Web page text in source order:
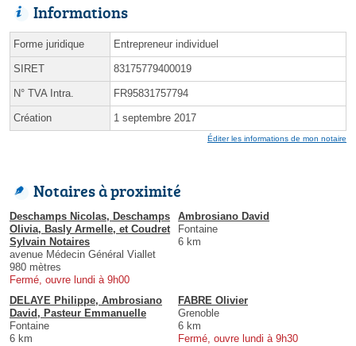
Informations
Forme juridique Entrepreneur individuel
SIRET 83175779400019
N° TVA Intra. FR95831757794
Création 1 septembre 2017
Éditer les informations de mon notaire
Notaires à proximité
Deschamps Nicolas, Deschamps
Olivia, Basly Armelle, et Coudret
Sylvain Notaires
avenue Médecin Général Viallet
980 mètres
Fermé, ouvre lundi à 9h00
Ambrosiano David
Fontaine
6 km
DELAYE Philippe, Ambrosiano
David, Pasteur Emmanuelle
Fontaine
6 km
FABRE Olivier
Grenoble
6 km
Fermé, ouvre lundi à 9h30